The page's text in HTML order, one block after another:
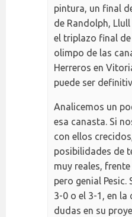
pintura, un final
de Randolph,
el triplazo final
olimpo de las
Herreros en
puede ser
Analicemos un
esa canasta. Si
con ellos
posibilidades de
muy reales,
pero genial
3-0 o el 3-1, en la
dudas en su